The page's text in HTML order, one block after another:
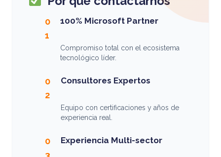
0
1
100% Microsoft Partner
Compromiso total con el ecosistema
tecnológico líder.
0
2
Consultores Expertos
Equipo con certificaciones y años de
experiencia real.
0
3
Experiencia Multi-sector